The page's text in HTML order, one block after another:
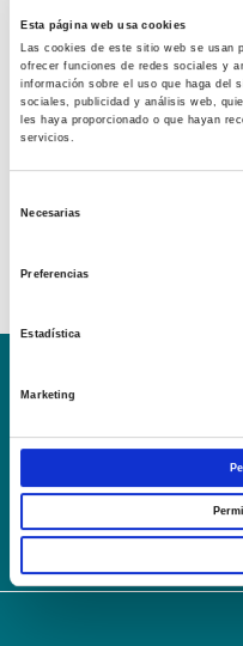
Esta página web usa cookies
Las cookies de este sitio web se usan
ofrecer funciones de redes sociales y
información sobre el uso que haga del
sociales, publicidad y análisis web,
les haya proporcionado o que hayan
servicios.
Necesarias
Preferencias
Estadística
Marketing
AVISO LEGAL –
Política de Privacidad